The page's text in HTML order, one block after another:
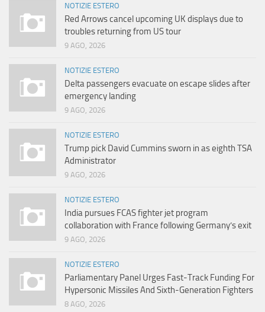
NOTIZIE ESTERO
Red Arrows cancel upcoming UK displays due to
troubles returning from US tour
9 AGO, 2026
NOTIZIE ESTERO
Delta passengers evacuate on escape slides after
emergency landing
9 AGO, 2026
NOTIZIE ESTERO
Trump pick David Cummins sworn in as eighth TSA
Administrator
9 AGO, 2026
NOTIZIE ESTERO
India pursues FCAS fighter jet program
collaboration with France following Germany’s exit
9 AGO, 2026
NOTIZIE ESTERO
Parliamentary Panel Urges Fast-Track Funding For
Hypersonic Missiles And Sixth-Generation Fighters
8 AGO, 2026